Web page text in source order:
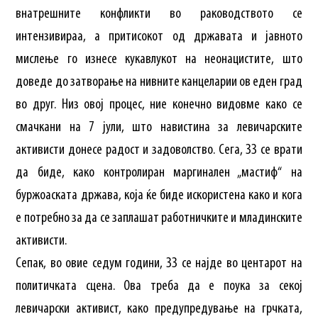
внатрешните конфликти во раководството се
интензивираа, а притисокот од државата и јавното
мислење го изнесе кукавлукот на неонацистите, што
доведе до затворање на нивните канцеларии ов еден град
во друг. Низ овој процес, ние конечно видовме како се
смачкани на 7 јули, што навистина за левичарските
активисти донесе радост и задоволство. Сега, ЗЗ се врати
да биде, како контролиран маргинален „мастиф“ на
буржоаската држава, која ќе биде искористена како и кога
е потребно за да се заплашат работничките и младинските
активисти.
Сепак, во овие седум години, ЗЗ се најде во центарот на
политичката сцена. Ова треба да е поука за секој
левичарски активист, како предупредување на грчката,